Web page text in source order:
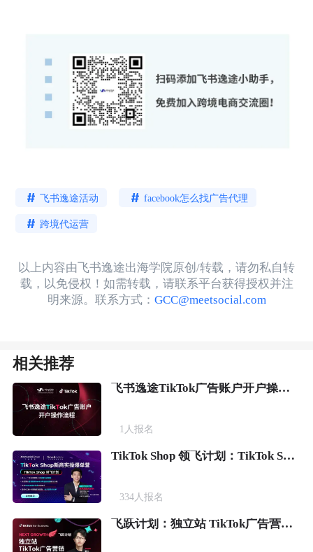
飞书逸途活动 facebook怎么找广告代理
跨境代运营
以上内容由飞书逸途出海学院原创/转载，请勿私自转
载，以免侵权！如需转载，请联系平台获得授权并注
明来源。联系方式： GCC@meetsocial.com
相关推荐
飞书逸途TikTok广告账户开户操作流程
1人报名
TikTok Shop 领飞计划：TikTok Shop新商实操爆单营
334人报名
飞跃计划：独立站 TikTok广告营销实战课